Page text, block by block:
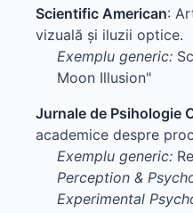
Scientific American:
vizuală și iluzii optice.
Exemplu generic:
Moon Illusion"
Jurnale de Psihologie
academice despre
Exemplu generic:
Perception &
Experimental